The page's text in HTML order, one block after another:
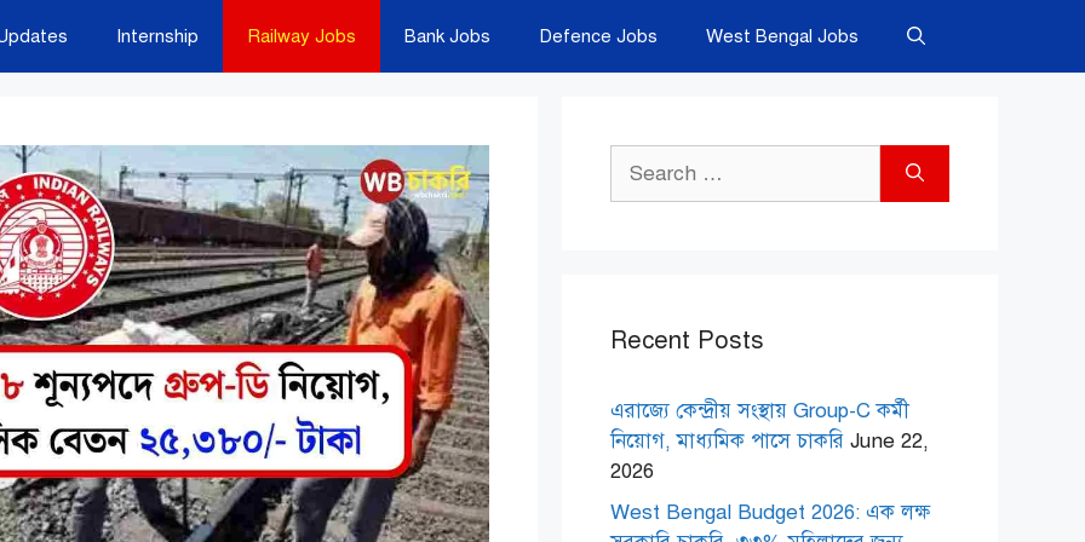
Internship Railway Jobs Bank Jobs Defence Jobs West Bengal Jobs
Recent Posts
এরাজ্যে কেন্দ্রীয় সংস্থায় Group-C কর্মী
নিয়োগ, মাধ্যমিক পাসে চাকরি June 22,
2026
West Bengal Budget 2026: এক লক্ষ